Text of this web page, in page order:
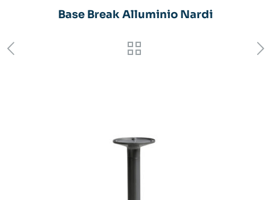
Base Break Alluminio Nardi